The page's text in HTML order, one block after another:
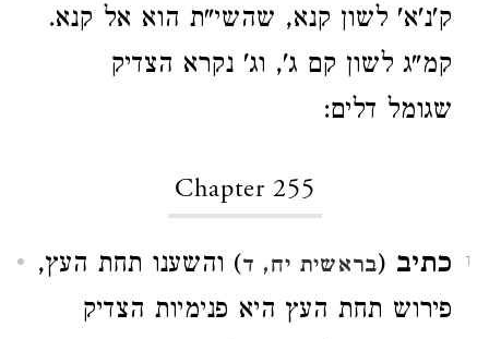
ק'נ'א' לשון קנא, שהשי"ת הוא אל קנא.
קמ"ג לשון קם ג', וג' נקרא הצדיק
שגומל דלים:
Chapter 255
1 כתיב (בראשית יח, ד) והשענו תחת העץ,
פירוש תחת העץ היא פנימיות הצדיק